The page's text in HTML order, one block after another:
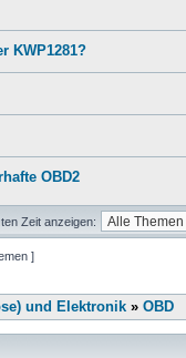
KWP1281?
OBD2
Zeit anzeigen:
]
und Elektronik » OBD